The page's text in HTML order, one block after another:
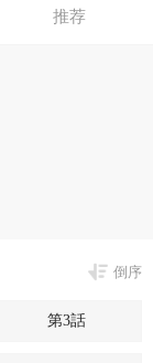
推荐
倒序
第3話